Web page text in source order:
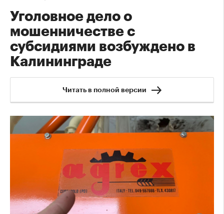
Уголовное дело о
мошенничестве с
субсидиями возбуждено в
Калининграде
Читать в полной версии